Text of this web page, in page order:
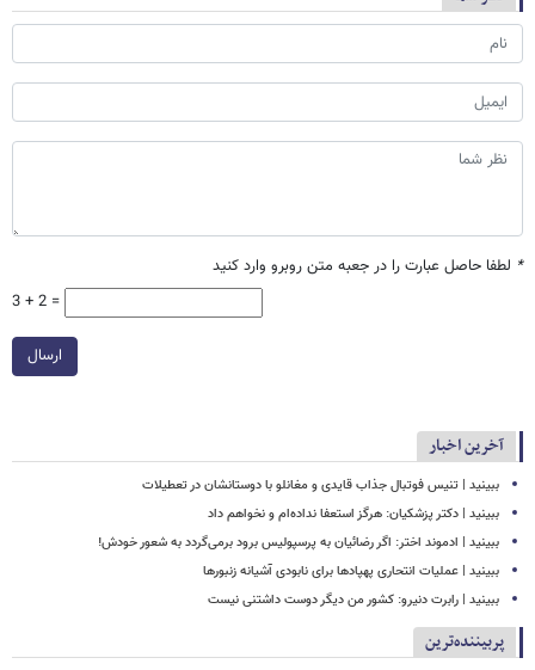
* لطفا حاصل عبارت را در جعبه متن روبرو وارد کنید
3 + 2 =
ارسال
آخرین اخبار
ببینید | تنیس فوتبال جذاب قایدی و مغانلو با دوستانشان در تعطیلات
ببینید | دکتر پزشکیان: هرگز استعفا نداده‌ام و نخواهم داد
ببینید | ادموند اختر: اگر رضائیان به پرسپولیس برود برمی‌گردد به شعور خودش!
ببینید | عملیات انتحاری پهپادها برای نابودی آشیانه زنبورها
ببینید | رابرت دنیرو: کشور من دیگر دوست داشتنی نیست
پربیننده‌ترین